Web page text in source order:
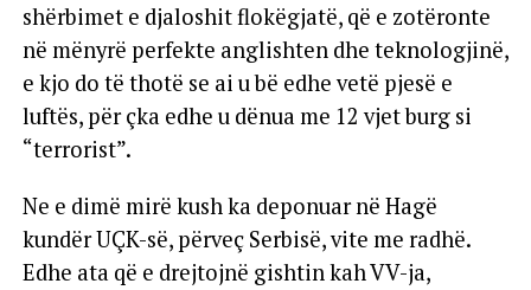
shërbimet e djaloshit flokëgjatë, që e zotëronte
në mënyrë perfekte anglishten dhe teknologjinë,
e kjo do të thotë se ai u bë edhe vetë pjesë e
luftës, për çka edhe u dënua me 12 vjet burg si
“terrorist”.
Ne e dimë mirë kush ka deponuar në Hagë
kundër UÇK-së, përveç Serbisë, vite me radhë.
Edhe ata që e drejtojnë gishtin kah VV-ja,